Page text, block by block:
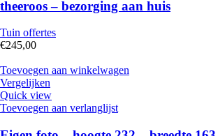
theeroos – bezorging aan huis
Tuin offertes
€245,00
Toevoegen aan winkelwagen
Vergelijken
Quick view
Toevoegen aan verlanglijst